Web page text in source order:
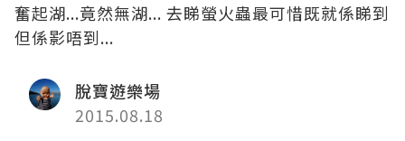
奮起湖...竟然無湖... 去睇螢火蟲最可惜既就係睇到
但係影唔到...
脫寶遊樂場
2015.08.18